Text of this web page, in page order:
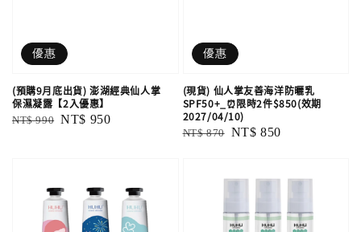
優惠
(預購9月底出貨) 澎湖經典仙人掌
保濕凝露【2入優惠】
Regular
NT$ 990 Sale
NT$ 950
優惠
(現貨) 仙人掌友善海洋防曬乳
SPF50+_⏰限時2件$850(效期
2027/04/10)
Regular
NT$ 870 Sale
NT$ 850